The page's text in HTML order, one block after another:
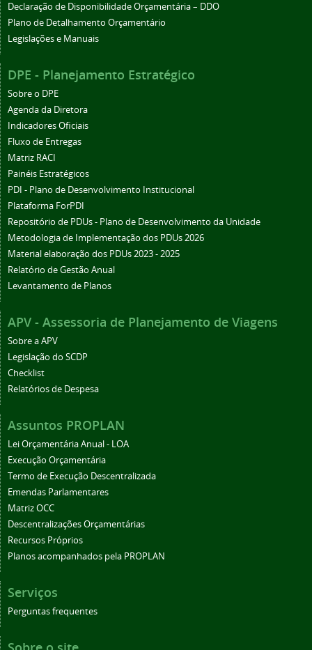
Declaração de Disponibilidade Orçamentária – DDO
Plano de Detalhamento Orçamentário
Legislações e Manuais
DPE - Planejamento Estratégico
Sobre o DPE
Agenda da Diretora
Indicadores Oficiais
Fluxo de Entregas
Matriz RACI
Painéis Estratégicos
PDI - Plano de Desenvolvimento Institucional
Plataforma ForPDI
Repositório de PDUs - Plano de Desenvolvimento da Unidade
Metodologia de Implementação dos PDUs 2026
Material elaboração dos PDUs 2023 - 2025
Relatório de Gestão Anual
Levantamento de Planos
APV - Assessoria de Planejamento de Viagens
Sobre a APV
Legislação do SCDP
Checklist
Relatórios de Despesa
Assuntos PROPLAN
Lei Orçamentária Anual - LOA
Execução Orçamentária
Termo de Execução Descentralizada
Emendas Parlamentares
Matriz OCC
Descentralizações Orçamentárias
Recursos Próprios
Planos acompanhados pela PROPLAN
Serviços
Perguntas frequentes